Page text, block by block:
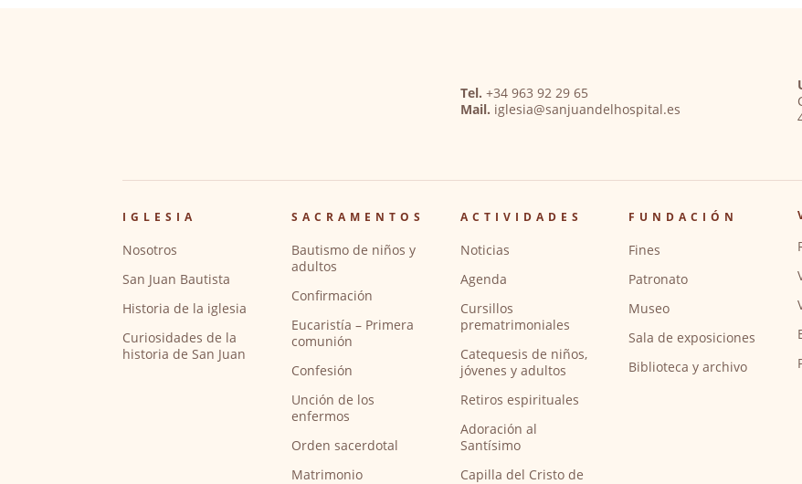
Tel. +34 963 92 29 65
Mail. iglesia@sanjuandelhospital.es
IGLESIA
Nosotros
San Juan Bautista
Historia de la iglesia
Curiosidades de la
historia de San Juan
SACRAMENTOS
Bautismo de niños y
adultos
Confirmación
Eucaristía – Primera
comunión
Confesión
Unción de los
enfermos
Orden sacerdotal
Matrimonio
ACTIVIDADES
Noticias
Agenda
Cursillos
prematrimoniales
Catequesis de niños,
jóvenes y adultos
Retiros espirituales
Adoración al
Santísimo
Capilla del Cristo de
FUNDACIÓN
Fines
Patronato
Museo
Sala de exposiciones
Biblioteca y archivo